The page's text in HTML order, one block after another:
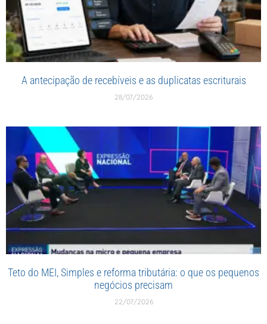
A antecipação de recebíveis e as duplicatas escriturais
28/07/2026
Teto do MEI, Simples e reforma tributária: o que os pequenos
negócios precisam
22/07/2026